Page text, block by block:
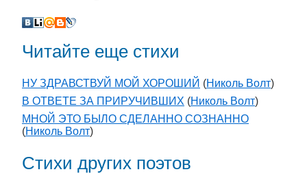
Читайте еще стихи
НУ ЗДРАВСТВУЙ МОЙ ХОРОШИЙ (Николь Волт)
В ОТВЕТЕ ЗА ПРИРУЧИВШИХ (Николь Волт)
МНОЙ ЭТО БЫЛО СДЕЛАННО СОЗНАННО
(Николь Волт)
Стихи других поэтов